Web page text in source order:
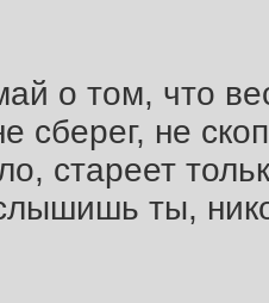
о том, что
сберег, не
стареет
ты,